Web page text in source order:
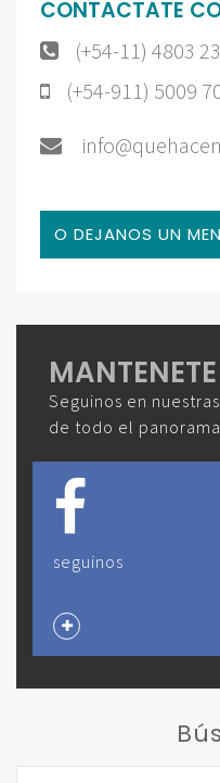
CONTACTATE
(+54-11) 4803
(+54-911) 5009
O DEJANOS UN
Seguinos en
de todo el
seguinos